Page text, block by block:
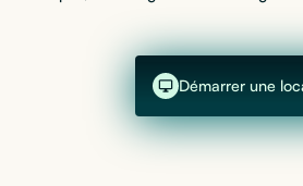
Démarrer une